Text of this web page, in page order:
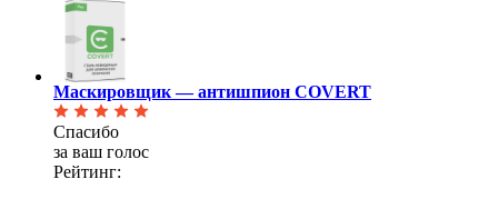
Маскировщик — антишпион COVERT
Спасибо
за ваш голос
Рейтинг: